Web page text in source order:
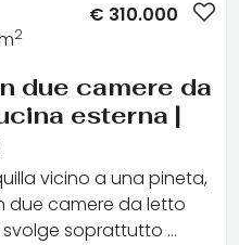
2
€ 310.000
due camere da
esterna |
vicino a una pineta,
camere da letto
soprattutto …